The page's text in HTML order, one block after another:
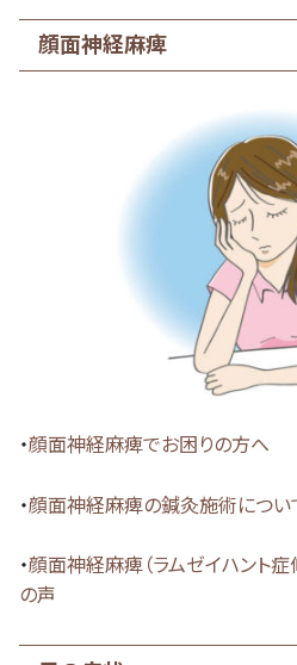
顔面神経麻痺
・顔面神経麻痺でお困りの方へ
・顔面神経麻痺の鍼灸施術につい
・顔面神経麻痺（ラムゼイハント
の声